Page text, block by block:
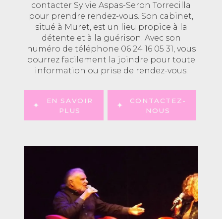
contacter Sylvie Aspas-Seron Torrecilla
pour prendre rendez-vous. Son cabinet,
situé à Muret, est un lieu propice à la
détente et à la guérison. Avec son
numéro de téléphone 06 24 16 05 31, vous
pourrez facilement la joindre pour toute
information ou prise de rendez-vous.
EN SAVOIR
PLUS
CONTACTEZ-
NOUS